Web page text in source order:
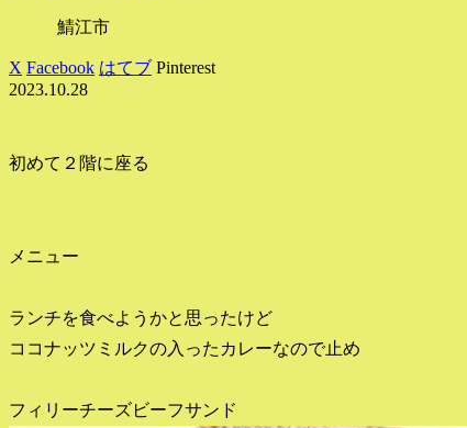
鯖江市
X Facebook はてブ Pinterest
2023.10.28
初めて２階に座る
メニュー
ランチを食べようかと思ったけど
ココナッツミルクの入ったカレーなので止め
フィリーチーズビーフサンド